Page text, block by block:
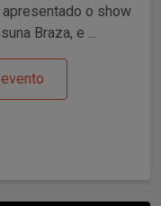
o show
Braza, e ...